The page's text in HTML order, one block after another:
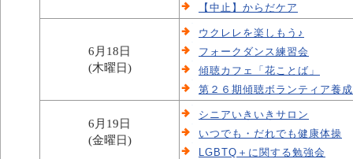
【中止】からだケア
6月18日
(木曜日)
ウクレレを楽しもう♪
フォークダンス練習会
傾聴カフェ「花ことば」
第２６期傾聴ボランティア養
6月19日
(金曜日)
シニアいきいきサロン
いつでも・だれでも健康体操
LGBTQ＋に関する勉強会